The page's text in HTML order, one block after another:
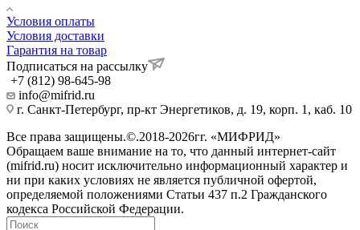
Условия оплаты
Условия доставки
Гарантия на товар
Подписаться на рассылку
+7 (812) 98-645-98
info@mifrid.ru
г. Санкт-Петербург, пр-кт Энергетиков, д. 19, корп. 1, каб. 10
Все права защищены.©.2018-2026гг. «МИФРИД»
Обращаем ваше внимание на то, что данный интернет-сайт
(mifrid.ru) носит исключительно информационный характер и
ни при каких условиях не является публичной офертой,
определяемой положениями Статьи 437 п.2 Гражданского
кодекса Российской Федерации.